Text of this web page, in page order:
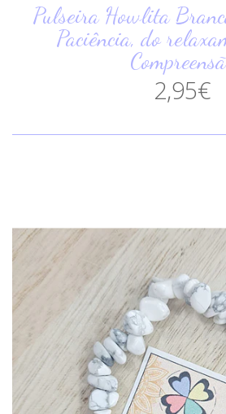
Pulseira Howlita
Paciência, do
2,95€